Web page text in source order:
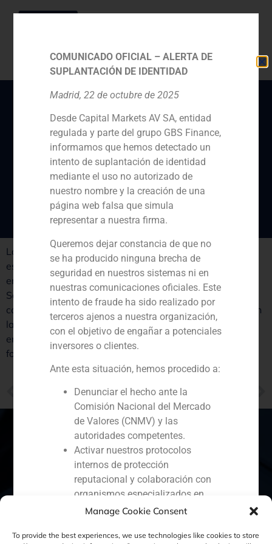
Manage Cookie Consent
To provide the best experiences, we use technologies like cookies to store
Daniel Galván opina
sobre el destino del
capital español el
próximo año
Latinoamérica será el principal destino del capital
español el próximo año. Además de Asia y Europa
emergente, Daniel Galván, añade a este listado Arabia
Saudí y Dubai, donde empresas de ingeniería y
constructoras tienen recorrido. Todos estos ejemplos son
la radiografía de un cambio y de un reto. «Que las
empresas españolas sean líderes de la inversión y no
followers», reflexiona Daniel Galván.
Santiago Hagerman, socio de GBS Finance, opina sobre las hipotecas en divisas
Portugal Colombia
Ecuador Perú Chile China
COMUNICADO OFICIAL – ALERTA DE
SUPLANTACIÓN DE IDENTIDAD
Madrid, 22 de octubre de 2025
Desde Capital Markets AV SA, entidad
regulada y parte del grupo GBS Finance,
informamos que hemos detectado un
intento de suplantación de identidad
mediante el uso no autorizado de
nuestro nombre y la creación de una
página web falsa que simula
representar a nuestra firma.
Queremos dejar constancia de que no
se ha producido ninguna brecha de
seguridad en nuestros sistemas ni en
nuestras comunicaciones oficiales. Este
intento de fraude ha sido realizado por
terceros ajenos a nuestra organización,
con el objetivo de engañar a potenciales
inversores o clientes.
Ante esta situación, hemos procedido a:
Denunciar el hecho ante la
Comisión Nacional del Mercado
de Valores (CNMV) y las
autoridades competentes.
Activar nuestros protocolos
internos de protección
reputacional y colaboración con
organismos especializados en
ciberseguridad.
clientes, colaboradores y al público en